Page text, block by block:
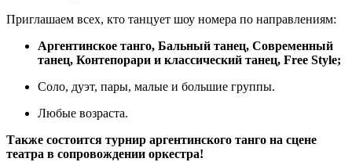
Приглашаем всех, кто танцует шоу номера по направлениям:
Аргентинское танго, Бальный танец, Современный
танец, Контепорари и классический танец, Free Style;
Соло, дуэт, пары, малые и большие группы.
Любые возраста.
Также состоится турнир аргентинского танго на сцене
театра в сопровождении оркестра!